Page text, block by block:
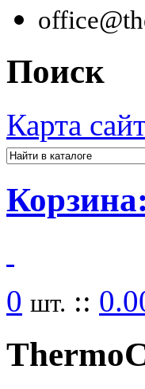
Поиск
Карта
Корзина:
0 шт. ::
Thermo